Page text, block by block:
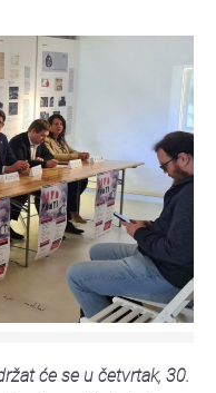
će se u četvrtak, 30.